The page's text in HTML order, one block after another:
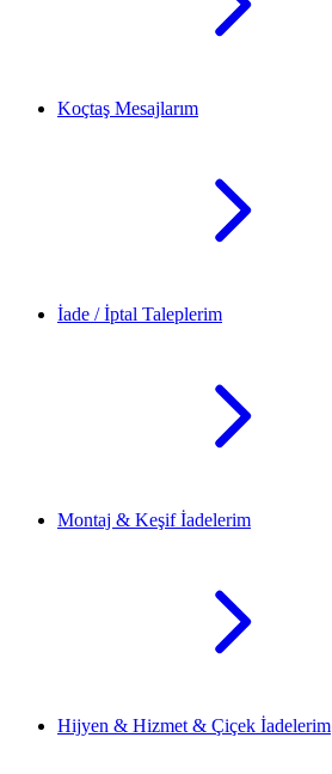
Koçtaş Mesajlarım
İade / İptal Taleplerim
Montaj & Keşif İadelerim
Hijyen & Hizmet & Çiçek İadelerim